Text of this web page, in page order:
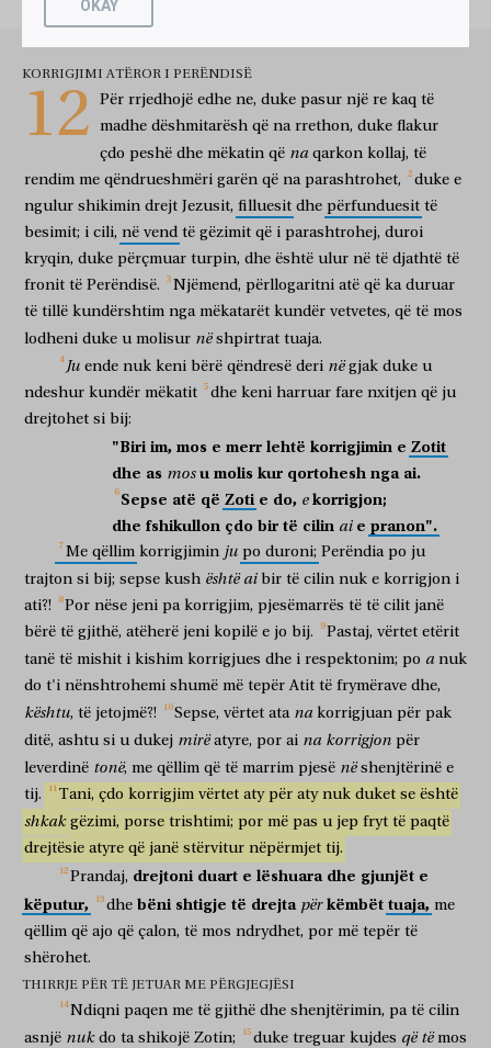
KORRIGJIMI ATËROR I PERËNDISË
12 Për rrjedhojë edhe ne, duke pasur një re kaq të
madhe dëshmitarësh që na rrethon, duke flakur
çdo peshë dhe mëkatin që na qarkon kollaj, të
rendim me qëndrueshmëri garën që na parashtrohet, duke e
ngulur shikimin drejt Jezusit, filluesit dhe përfunduesit të
besimit; i cili, në vend të gëzimit që i parashtrohej, duroi
kryqin, duke përçmuar turpin, dhe është ulur në të djathtë të
fronit të Perëndisë. Njëmend, përllogaritni atë që ka duruar
të tillë kundërshtim nga mëkatarët kundër vetvetes, që të mos
lodheni duke u molisur në shpirtrat tuaja.
Ju ende nuk keni bërë qëndresë deri në gjak duke u
ndeshur kundër mëkatit dhe keni harruar fare nxitjen që ju
drejtohet si bij:
"Biri im, mos e merr lehtë korrigjimin e Zotit
dhe as mos u molis kur qortohesh nga ai.
Sepse atë që Zoti e do, e korrigjon;
dhe fshikullon çdo bir të cilin ai e pranon".
Me qëllim korrigjimin ju po duroni; Perëndia po ju
trajton si bij; sepse kush është ai bir të cilin nuk e korrigjon i
ati?!
Por nëse jeni pa korrigjim, pjesëmarrës të të cilit janë
bërë të gjithë, atëherë jeni kopilë e jo bij. Pastaj, vërtet etërit
tanë të mishit i kishim korrigjues dhe i respektonim; po a nuk
do t'i nënshtrohemi shumë më tepër Atit të frymërave dhe,
kështu, të jetojmë?! Sepse, vërtet ata na korrigjuan për pak
ditë, ashtu si u dukej mirë atyre, por ai na korrigjon për
leverdinë tonë, me qëllim që të marrim pjesë në shenjtërinë e
tij.
Tani, çdo korrigjim vërtet aty për aty nuk duket se është
shkak gëzimi, porse trishtimi; por më pas u jep fryt të paqtë
drejtësie atyre që janë stërvitur nëpërmjet tij.
Prandaj, drejtoni duart e lëshuara dhe gjunjët e
këputur,
dhe bëni shtigje të drejta për këmbët tuaja, me
qëllim që ajo që çalon, të mos ndrydhet, por më tepër të
shërohet.
THIRRJE PËR TË JETUAR ME PËRGJEGJËSI
Ndiqni paqen me të gjithë dhe shenjtërimin, pa të cilin
asnjë nuk do ta shikojë Zotin; duke treguar kujdes që të mos
OKAY